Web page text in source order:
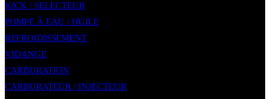
KICK / SELECTEUR
POMPE À EAU / HUILE
REFROIDISSEMENT
VIDANGE
CARBURATION
CARBURATEUR / INJECTEUR